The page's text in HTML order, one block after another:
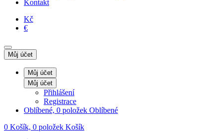
Kontakt
Kč
€
Můj účet
Můj účet
Můj účet
Přihlášení
Registrace
Oblíbené, 0 položek Oblíbené
0 Košík, 0 položek Košík